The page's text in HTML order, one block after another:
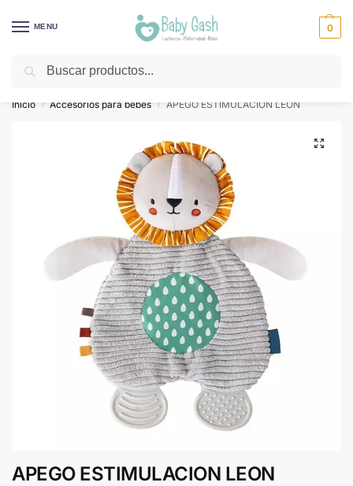
MENU 0
¡Descuentos todos los días! ⚡ Baby Gash
Inicio / Accesorios para bebes / APEGO ESTIMULACION LEON
APEGO ESTIMULACION LEON